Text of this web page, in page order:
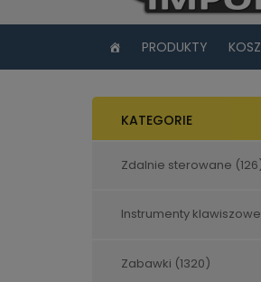
PRODUKTY
KATEGORIE
Zdalnie sterowane
Instrumenty klawiszowe
Zabawki (1320)